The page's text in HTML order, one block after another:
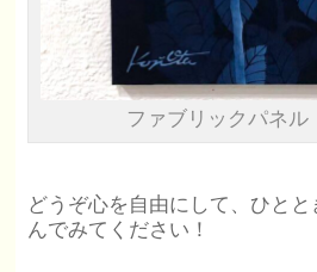
ファブリックパネル
どうぞ心を自由にして、ひと
んでみてください！